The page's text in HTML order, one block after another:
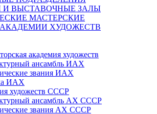
И ВЫСТАВОЧНЫЕ ЗАЛЫ
МАСТЕРСКИЕ
ХУДОЖЕСТВ
академия художеств
ансамбль ИАХ
звания ИАХ
ИАХ
художеств СССР
ансамбль АХ СССР
звания АХ СССР